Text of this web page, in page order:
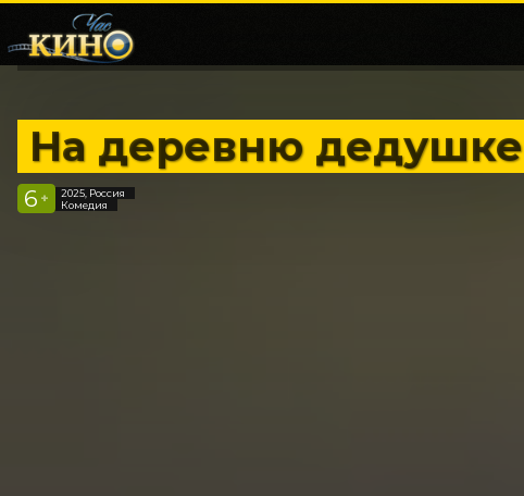
На деревню дедушке
6 +
2025, Россия
Комедия